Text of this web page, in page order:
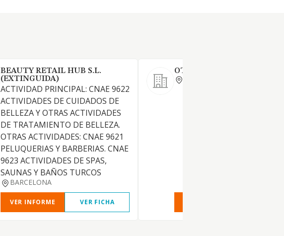
BEAUTY RETAIL HUB S.L.
(EXTINGUIDA)
ACTIVIDAD PRINCIPAL: CNAE 9622
ACTIVIDADES DE CUIDADOS DE
BELLEZA Y OTRAS ACTIVIDADES
DE TRATAMIENTO DE BELLEZA.
OTRAS ACTIVIDADES: CNAE 9621
PELUQUERIAS Y BARBERIAS. CNAE
9623 ACTIVIDADES DE SPAS,
SAUNAS Y BAÑOS TURCOS
BARCELONA
VER INFORME VER FICHA
OTIT COIFFEUR SL